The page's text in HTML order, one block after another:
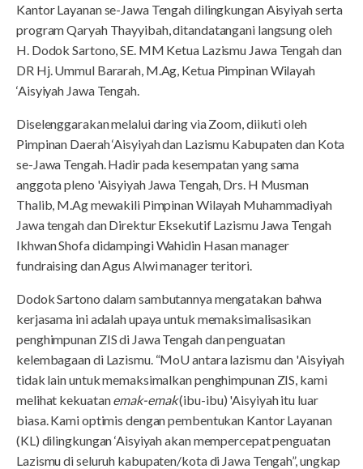
Kantor Layanan se-Jawa Tengah dilingkungan Aisyiyah serta
program Qaryah Thayyibah, ditandatangani langsung oleh
H. Dodok Sartono, SE. MM Ketua Lazismu Jawa Tengah dan
DR Hj. Ummul Bararah, M.Ag, Ketua Pimpinan Wilayah
‘Aisyiyah Jawa Tengah.
Diselenggarakan melalui daring via Zoom, diikuti oleh
Pimpinan Daerah ‘Aisyiyah dan Lazismu Kabupaten dan Kota
se-Jawa Tengah. Hadir pada kesempatan yang sama
anggota pleno 'Aisyiyah Jawa Tengah, Drs. H Musman
Thalib, M.Ag mewakili Pimpinan Wilayah Muhammadiyah
Jawa tengah dan Direktur Eksekutif Lazismu Jawa Tengah
Ikhwan Shofa didampingi Wahidin Hasan manager
fundraising dan Agus Alwi manager teritori.
Dodok Sartono dalam sambutannya mengatakan bahwa
kerjasama ini adalah upaya untuk memaksimalisasikan
penghimpunan ZIS di Jawa Tengah dan penguatan
kelembagaan di Lazismu. “MoU antara lazismu dan 'Aisyiyah
tidak lain untuk memaksimalkan penghimpunan ZIS, kami
melihat kekuatanemak-emak(ibu-ibu) 'Aisyiyah itu luar
biasa. Kami optimis dengan pembentukan Kantor Layanan
(KL) dilingkungan ‘Aisyiyah akan mempercepat penguatan
Lazismu di seluruh kabupaten/kota di Jawa Tengah”, ungkap